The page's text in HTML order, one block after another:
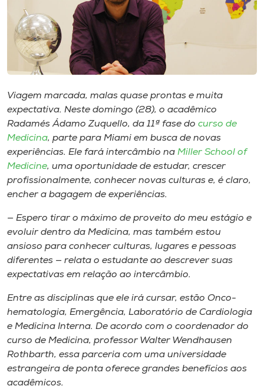
Rádio
Museu
Unoesc
Store
Selecione
Viagem marcada, malas quase prontas e muita
expectativa. Neste domingo (28), o acadêmico
Radamés Ádamo Zuquello, da 11ª fase do curso de
Medicina, parte para Miami em busca de novas
experiências. Ele fará intercâmbio na Miller School of
Medicine, uma oportunidade de estudar, crescer
profissionalmente, conhecer novas culturas e, é claro,
encher a bagagem de experiências.
— Espero tirar o máximo de proveito do meu estágio e
evoluir dentro da Medicina, mas também estou
ansioso para conhecer culturas, lugares e pessoas
diferentes — relata o estudante ao descrever suas
expectativas em relação ao intercâmbio.
Entre as disciplinas que ele irá cursar, estão Onco-
hematologia, Emergência, Laboratório de Cardiologia
e Medicina Interna. De acordo com o coordenador do
curso de Medicina, professor Walter Wendhausen
Rothbarth, essa parceria com uma universidade
estrangeira de ponta oferece grandes benefícios aos
acadêmicos.